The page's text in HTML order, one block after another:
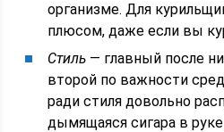
организме. Для
плюсом, даже если вы
Стиль — главный после
второй по важности
ради стиля довольно
дымящаяся сигара в